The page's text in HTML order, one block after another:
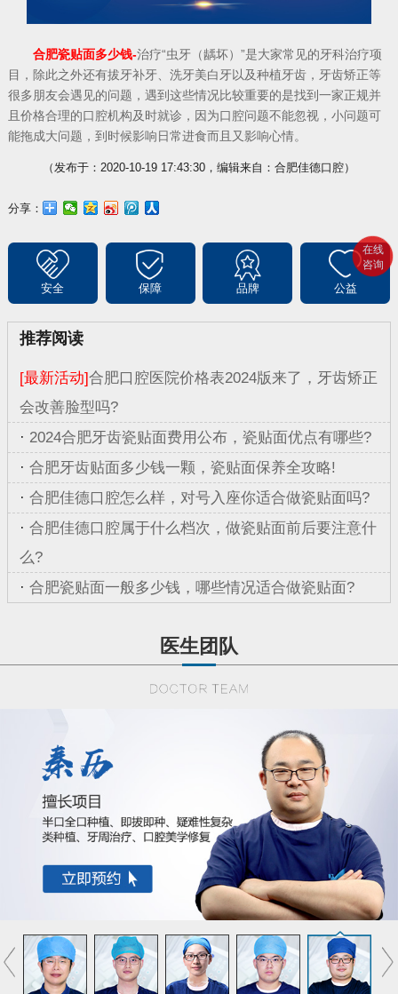
合肥瓷贴面多少钱-治疗“虫牙（龋坏）”是大家常见的牙科治疗项
目，除此之外还有拔牙补牙、洗牙美白牙以及种植牙齿，牙齿矫正等
很多朋友会遇见的问题，遇到这些情况比较重要的是找到一家正规并
且价格合理的口腔机构及时就诊，因为口腔问题不能忽视，小问题可
能拖成大问题，到时候影响日常进食而且又影响心情。
（发布于：2020-10-19 17:43:30，编辑来自：合肥佳德口腔）
分享：
安全 保障 品牌 公益
推荐阅读
[最新活动]合肥口腔医院价格表2024版来了，牙齿矫正
会改善脸型吗?
· 2024合肥牙齿瓷贴面费用公布，瓷贴面优点有哪些?
· 合肥牙齿贴面多少钱一颗，瓷贴面保养全攻略!
· 合肥佳德口腔怎么样，对号入座你适合做瓷贴面吗?
· 合肥佳德口腔属于什么档次，做瓷贴面前后要注意什
么?
· 合肥瓷贴面一般多少钱，哪些情况适合做瓷贴面?
医生团队
在线
咨询